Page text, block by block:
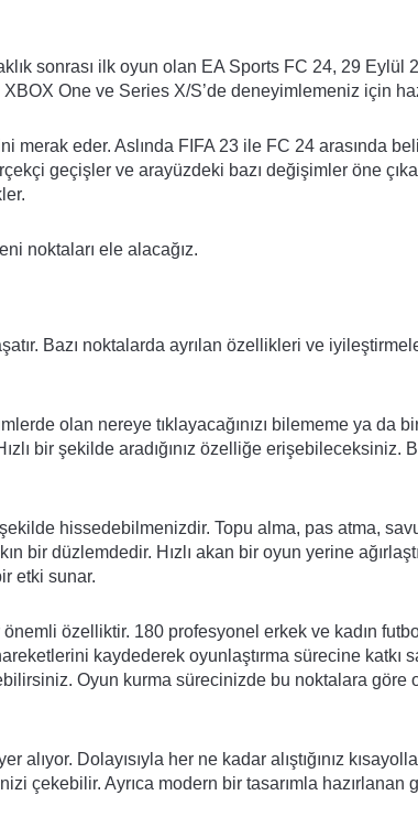
sonrası ilk oyun olan EA Sports FC 24, 29 Eylül
One ve Series X/S’de deneyimlemeniz için
merak eder. Aslında FIFA 23 ile FC 24 arasında
geçişler ve arayüzdeki bazı değişimler öne
noktaları ele alacağız.
Bazı noktalarda ayrılan özellikleri ve
olan nereye tıklayacağınızı bilememe ya da
bir şekilde aradığınız özelliğe erişebileceksiniz.
hissedebilmenizdir. Topu alma, pas atma,
düzlemdedir. Hızlı akan bir oyun yerine
etki sunar.
özelliktir. 180 profesyonel erkek ve kadın
kaydederek oyunlaştırma sürecine katkı
Oyun kurma sürecinizde bu noktalara göre
Dolayısıyla her ne kadar alıştığınız
çekebilir. Ayrıca modern bir tasarımla hazırlanan